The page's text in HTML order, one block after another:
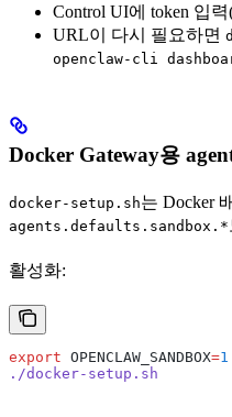
Control UI에 token 입
URL이 다시 필요하면
openclaw-cli
Docker Gateway용
docker-setup.sh는 Docker
agents.defaults.sandbox.*
활성화:
export OPENCLAW_SANDBOX=1
./docker-setup.sh